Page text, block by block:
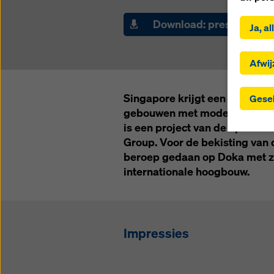
Download: press
Singapore krijgt een nieuw
gebouwen met moderne,
is een project van de
Group. Voor de bekisting
beroep gedaan op Doka met
internationale hoogbouw.
Impressies
Door
u in
naar
landen
dat
Ja,